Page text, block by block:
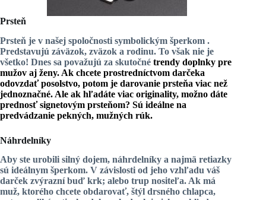
Prsteň
Prsteň je v našej spoločnosti symbolickým šperkom .
Predstavujú záväzok, zväzok a rodinu. To však nie je
všetko! Dnes sa považujú za skutočné trendy doplnky pre
mužov aj ženy. Ak chcete prostredníctvom darčeka
odovzdať posolstvo, potom je darovanie prsteňa viac než
jednoznačné. Ale ak hľadáte viac originality, možno dáte
prednosť signetovým prsteňom? Sú ideálne na
predvádzanie pekných, mužných rúk.
Náhrdelníky
Aby ste urobili silný dojem, náhrdelníky a najmä retiazky
sú ideálnym šperkom. V závislosti od jeho vzhľadu váš
darček zvýrazní buď krk; alebo trup nositeľa. Ak má
muž, ktorého chcete obdarovať, štýl drsného chlapca,